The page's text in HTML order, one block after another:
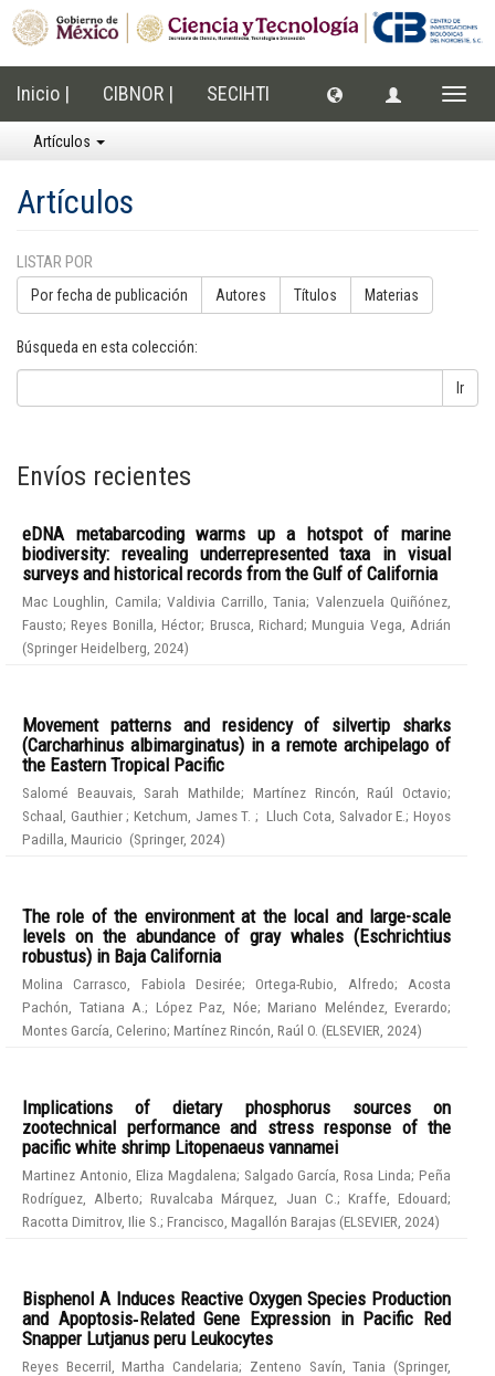
Inicio | CIBNOR | SECIHTI
Artículos
Artículos
LISTAR POR
Por fecha de publicación Autores Títulos Materias
Búsqueda en esta colección:
Ir
Envíos recientes
eDNA metabarcoding warms up a hotspot of marine
biodiversity: revealing underrepresented taxa in visual
surveys and historical records from the Gulf of California
Mac Loughlin, Camila; Valdivia Carrillo, Tania; Valenzuela Quiñónez,
Fausto;Reyes Bonilla, Héctor; Brusca, Richard;Munguia Vega, Adrián
(Springer Heidelberg 2024)
Movement patterns and residency of silvertip sharks
(Carcharhinus albimarginatus) in a remote archipelago of
the Eastern Tropical Pacific
Salomé Beauvais, Sarah Mathilde; Martínez Rincón, Raúl Octavio;
Schaal, Gauthier;Ketchum, James T.; Lluch Cota, Salvador E.;Hoyos
Padilla, Mauricio (Springer, 2024)
The role of the environment at the local and large-scale
levels on the abundance of gray whales (Eschrichtius
robustus) in Baja California
Molina Carrasco, Fabiola Desirée;Ortega-Rubio, Alfredo; Acosta
Pachón, Tatiana A. ; López Paz, Nóe; Mariano Meléndez, Everardo;
Montes García, Celerino; Martínez Rincón, Raúl O. (ELSEVIER 2024)
Implications of dietary phosphorus sources on
zootechnical performance and stress response of the
pacific white shrimp Litopenaeus vannamei
Martinez Antonio, Eliza Magdalena; Salgado García, Rosa Linda; Peña
Rodríguez, Alberto;Ruvalcaba Márquez, Juan C. ; Kraffe, Edouard;
Racotta Dimitrov, Ilie S. ; Francisco, Magallón Barajas (ELSEVIER 2024)
Bisphenol A Induces Reactive Oxygen Species Production
and Apoptosis‑Related Gene Expression in Pacific Red
Snapper Lutjanus peru Leukocytes
Reyes Becerril, Martha Candelaria; Zenteno Savín, Tania (Springer,